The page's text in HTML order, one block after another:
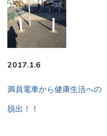
2017.1.6
満員電車から健康生活への
脱出！！